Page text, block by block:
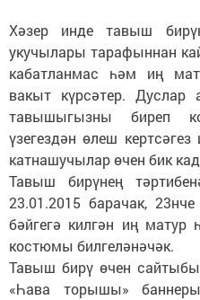
Хәзер инде тавыш
укучылары тарафыннан
кабатланмас һәм иң
вакыт күрсәтер. Дуслар
тавышыгызны биреп
үзегездән өлеш
катнашучылар өчен бик
Тавыш бирүнең
23.01.2015 барачак,
бәйгегә килгән иң матур
костюмы билгеләнәчәк.
Тавыш бирү өчен
«Һава торышы»